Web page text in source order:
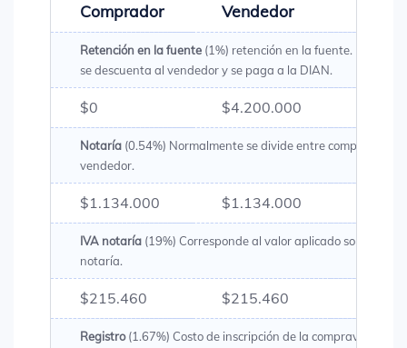
Comprador Vendedor
Retención en la fuente (1%) retención en la fuente. Es un
se descuenta al vendedor y se paga a la DIAN.
$0 $4.200.000
Notaría (0.54%) Normalmente se divide entre comprador y
vendedor.
$1.134.000 $1.134.000
IVA notaría (19%) Corresponde al valor aplicado sobre los
notaría.
$215.460 $215.460
Registro(1.67%) Costo de inscripción de la compraventa en